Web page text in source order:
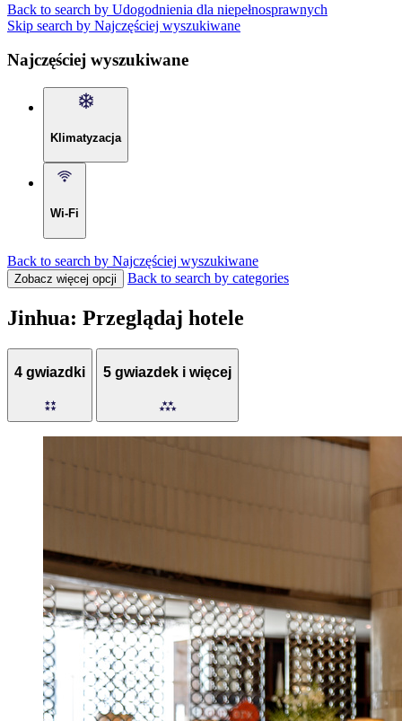
Back to search by Udogodnienia dla niepełnosprawnych
Skip search by Najczęściej wyszukiwane
Najczęściej wyszukiwane
Klimatyzacja
Wi-Fi
Back to search by Najczęściej wyszukiwane
Zobacz więcej opcji Back to search by categories
Jinhua: Przeglądaj hotele
4 gwiazdki 5 gwiazdek i więcej